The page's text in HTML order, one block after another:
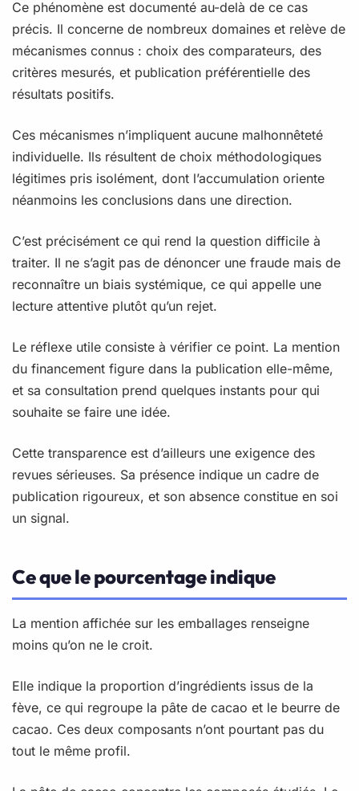
Ce phénomène est documenté au-delà de ce cas
précis. Il concerne de nombreux domaines et relève de
mécanismes connus : choix des comparateurs, des
critères mesurés, et publication préférentielle des
résultats positifs.
Ces mécanismes n’impliquent aucune malhonnêteté
individuelle. Ils résultent de choix méthodologiques
légitimes pris isolément, dont l’accumulation oriente
néanmoins les conclusions dans une direction.
C’est précisément ce qui rend la question difficile à
traiter. Il ne s’agit pas de dénoncer une fraude mais de
reconnaître un biais systémique, ce qui appelle une
lecture attentive plutôt qu’un rejet.
Le réflexe utile consiste à vérifier ce point. La mention
du financement figure dans la publication elle-même,
et sa consultation prend quelques instants pour qui
souhaite se faire une idée.
Cette transparence est d’ailleurs une exigence des
revues sérieuses. Sa présence indique un cadre de
publication rigoureux, et son absence constitue en soi
un signal.
Ce que le pourcentage indique
La mention affichée sur les emballages renseigne
moins qu’on ne le croit.
Elle indique la proportion d’ingrédients issus de la
fève, ce qui regroupe la pâte de cacao et le beurre de
cacao. Ces deux composants n’ont pourtant pas du
tout le même profil.